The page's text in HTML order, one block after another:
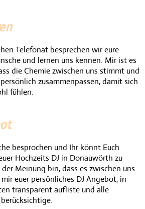
Telefonat besprechen wir eure
und lernen uns kennen. Mir ist es
die Chemie zwischen uns stimmt und
zusammenpassen, damit sich
fühlen.
besprochen und Ihr könnt Euch
Hochzeits DJ in Donauwörth zu
Meinung bin, dass es zwischen uns
euer persönliches DJ Angebot, in
transparent aufliste und alle